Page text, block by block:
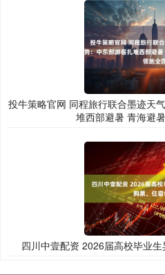
投牛策略官网 同程旅行联合墨迹天
堆西部避暑 青海避
四川中壹配资 2026届高校毕业